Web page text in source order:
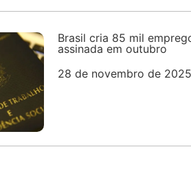
Brasil cria 85 mil
assinada em outubro
28 de novembro de 2025